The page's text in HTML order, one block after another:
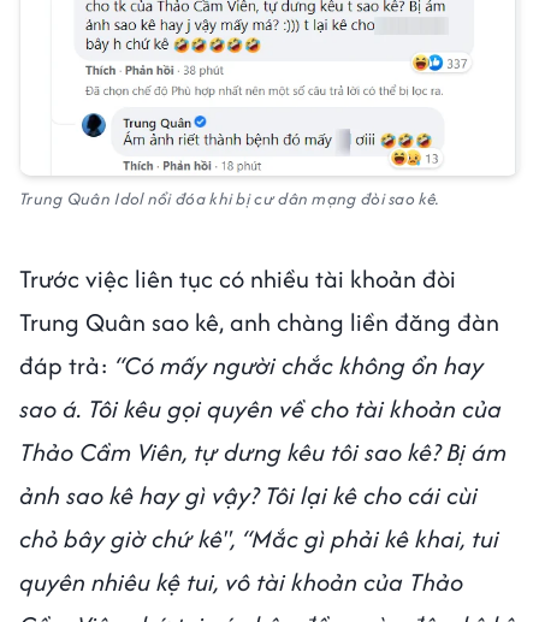
Trung Quân Idol nổi đóa khi bị cư dân mạng đòi sao kê.
Trước việc liên tục có nhiều tài khoản đòi
Trung Quân sao kê, anh chàng liền đăng đàn
đáp trả: “Có mấy người chắc không ổn hay
sao á. Tôi kêu gọi quyên về cho tài khoản của
Thảo Cầm Viên, tự dưng kêu tôi sao kê? Bị ám
ảnh sao kê hay gì vậy? Tôi lại kê cho cái cùi
chỏ bây giờ chứ kê", “Mắc gì phải kê khai, tui
quyên nhiêu kệ tui, vô tài khoản của Thảo